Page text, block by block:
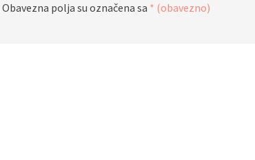
Obavezna polja su označena sa * (obavezno)